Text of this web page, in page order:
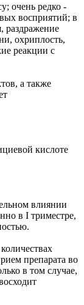
очень редко -
восприятий; в
раздражение
охриплость,
реакции с
а также
кислоте
влиянии
в I триместре,
препарата во
в том случае,